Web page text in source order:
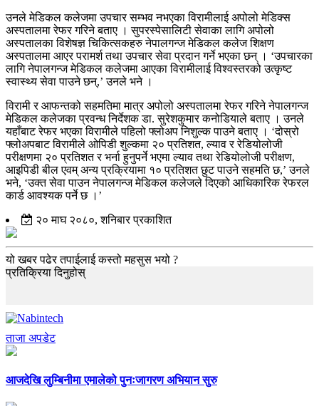
उनले मेडिकल कलेजमा उपचार सम्भव नभएका विरामीलाई अपोलो मेडिक्स
अस्पतालमा रेफर गरिने बताए । सुपरस्पेसालिटी सेवाका लागि अपोलो
अस्पतालका विशेषज्ञ चिकित्सकहरु नेपालगन्ज मेडिकल कलेज शिक्षण
अस्पतालमा आएर परामर्श तथा उपचार सेवा प्रदान गर्ने भएका छन् । ‘उपचारका
लागि नेपालगन्ज मेडिकल कलेजमा आएका विरामीलाई विश्वस्तरको उत्कृष्ट
स्वास्थ्य सेवा पाउने छन्,’ उनले भने ।
विरामी र आफन्तको सहमतिमा मात्र अपोलो अस्पतालमा रेफर गरिने नेपालगन्ज
मेडिकल कलेजका प्रवन्ध निर्देशक डा. सुरेशकुमार कनोडियाले बताए । उनले
यहाँबाट रेफर भएका विरामीले पहिलो फ्लोअप निशुल्क पाउने बताए । ‘दोस्रो
फ्लोअपबाट विरामीले ओपिडी शुल्कमा २० प्रतिशत, ल्याव र रेडियोलोजी
परीक्षणमा २० प्रतिशत र भर्ना हुनुपर्ने भएमा ल्याव तथा रेडियोलोजी परीक्षण,
आइपिडी बील एवम् अन्य प्रक्रियामा १० प्रतिशत छुट पाउने सहमति छ,’ उनले
भने, ‘उक्त सेवा पाउन नेपालगन्ज मेडिकल कलेजले दिएको आधिकारिक रेफरल
कार्ड आवश्यक पर्ने छ ।’
२० माघ २०८०, शनिबार प्रकाशित
यो खबर पढेर तपाईलाई कस्तो महसुस भयो ?
प्रतिक्रिया दिनुहोस्
ताजा अपडेट
आजदेखि लुम्बिनीमा एमालेको पुनःजागरण अभियान सुरु